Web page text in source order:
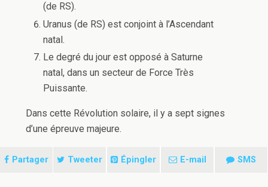
(de RS).
Uranus (de RS) est conjoint à l’Ascendant
natal.
Le degré du jour est opposé à Saturne
natal, dans un secteur de Force Très
Puissante.
Dans cette Révolution solaire, il y a sept signes
d’une épreuve majeure.
Partager Tweeter Épingler E-mail SMS